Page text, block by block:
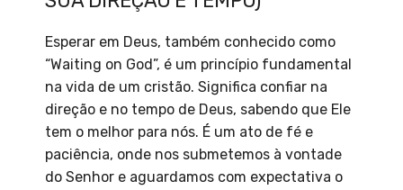
Esperar em Deus, também conhecido como
“Waiting on God”, é um princípio fundamental
na vida de um cristão. Significa confiar na
direção e no tempo de Deus, sabendo que Ele
tem o melhor para nós. É um ato de fé e
paciência, onde nos submetemos à vontade
do Senhor e aguardamos com expectativa o